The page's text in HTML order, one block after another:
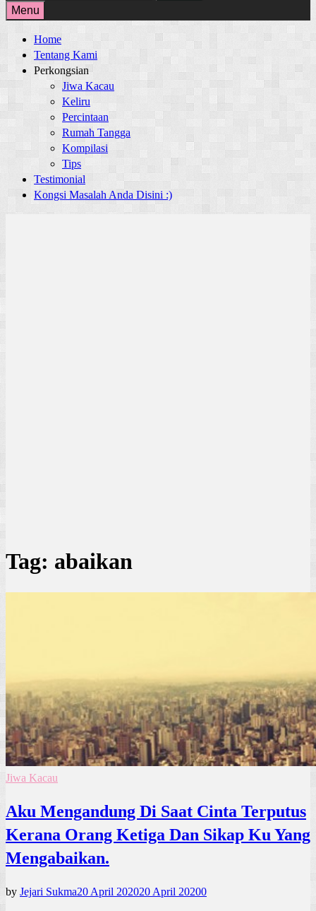
for:
Menu
Home
Tentang Kami
Perkongsian
Jiwa Kacau
Keliru
Percintaan
Rumah Tangga
Kompilasi
Tips
Testimonial
Kongsi Masalah Anda Disini :)
Tag: abaikan
Jiwa Kacau
Aku Mengandung Di Saat Cinta Terputus
Kerana Orang Ketiga Dan Sikap Ku Yang
Mengabaikan.
by Jejari Sukma20 April 202020 April 20200